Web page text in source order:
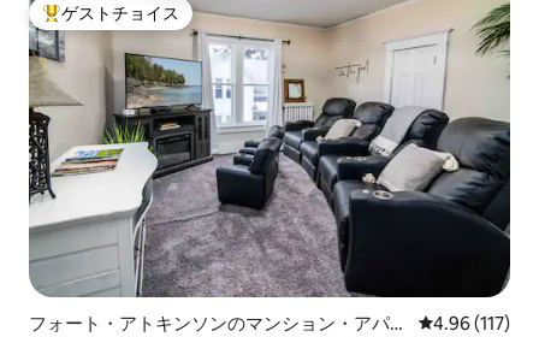
大好評のゲストチョイスです。
ゲストチョイス
フォート・アトキンソンのマンション・アパー
レビュー117
4.96 (117)